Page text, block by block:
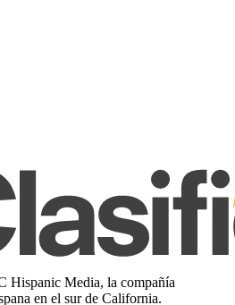
Hispanic Media, la compañía
en el sur de California.